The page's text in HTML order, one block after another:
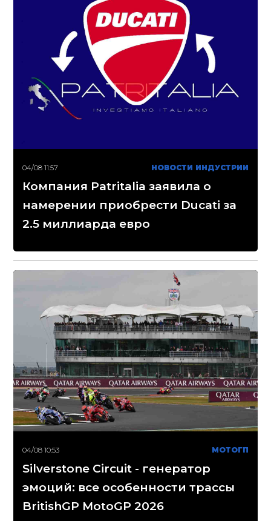
04/08 11:57 НОВОСТИ ИНДУСТРИИ
Компания Patritalia заявила о
намерении приобрести Ducati за
2.5 миллиарда евро
04/08 10:53 МОТОГП
Silverstone Circuit - генератор
эмоций: все особенности трассы
BritishGP MotoGP 2026